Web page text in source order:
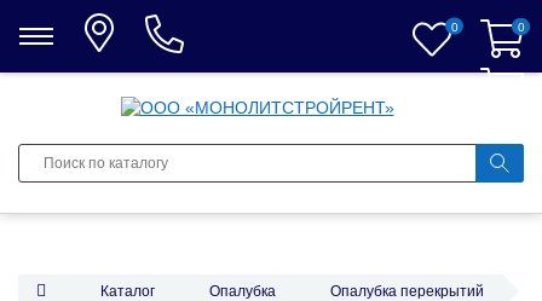
0 0
0
Каталог Опалубка
Опалубка перекрытий